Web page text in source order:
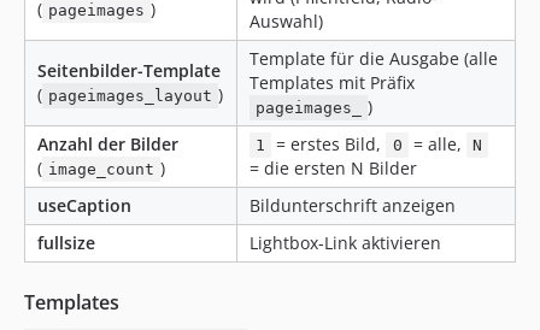
( pageimages )
Auswahl)
Seitenbilder-Template
( pageimages_layout )
Template für die Ausgabe (alle
Templates mit Präfix
pageimages_
)
Anzahl der Bilder
( image_count )
1 = erstes Bild, 0 = alle, N
= die ersten N Bilder
useCaption
Bildunterschrift anzeigen
fullsize
Lightbox-Link aktivieren
Templates